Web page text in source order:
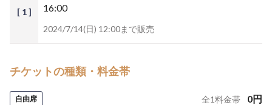
[ 1 ]
16:00
2024/7/14(日) 12:00まで販売
チケットの種類・料金帯
自由席 全1料金帯 0円